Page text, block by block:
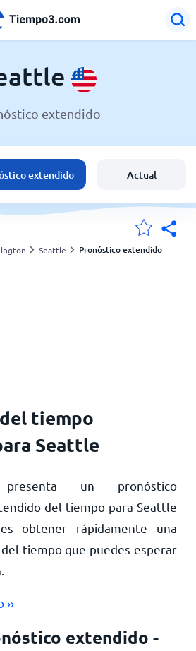
extendido
extendido Actual
Seattle Pronóstico extendido
tiempo
Seattle
un pronóstico
del tiempo para Seattle
obtener rápidamente una
tiempo que puedes esperar
extendido -